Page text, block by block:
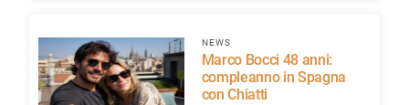
NEWS
Marco Bocci 48 anni:
compleanno in Spagna
con Chiatti